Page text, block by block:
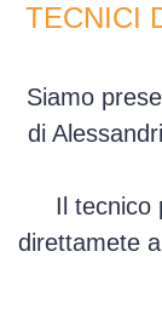
TECNICI
Siamo
di
Il tecnico
direttamete